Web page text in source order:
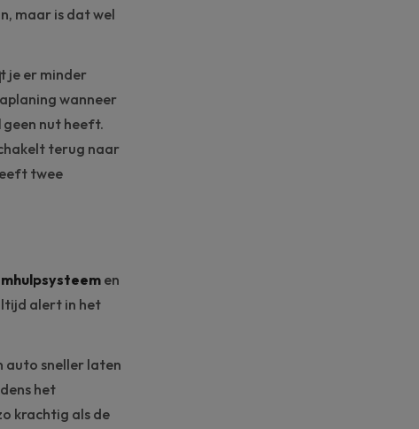
maar is dat wel
je er minder
wanneer
geen nut heeft.
terug naar
twee
en
alert in het
auto sneller laten
het
krachtig als de